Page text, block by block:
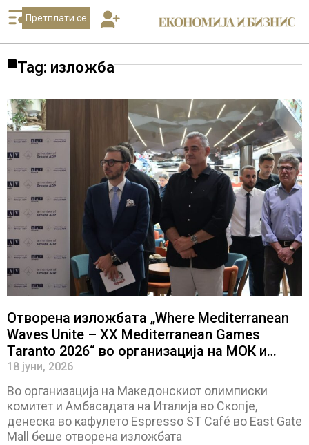
Претплати се
Tag: изложба
Отворена изложбата „Where Mediterranean
Waves Unite – XX Mediterranean Games
Taranto 2026“ во организација на МОК и
италијанската амбасада
18 јуни, 2026
Во организација на Македонскиот олимписки
комитет и Амбасадата на Италија во Скопје,
денеска во кафулето Espresso ST Café во East Gate
Mall беше отворена изложбата